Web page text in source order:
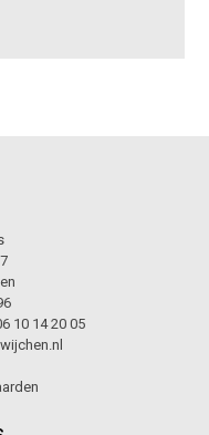
10 14 20 05